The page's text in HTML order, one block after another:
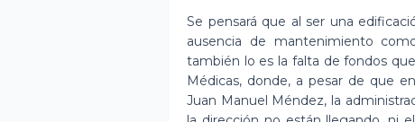
Se pensará que al ser una
ausencia de mantenimiento
también lo es la falta de fondos
Médicas, donde, a pesar de que
Juan Manuel Méndez, la